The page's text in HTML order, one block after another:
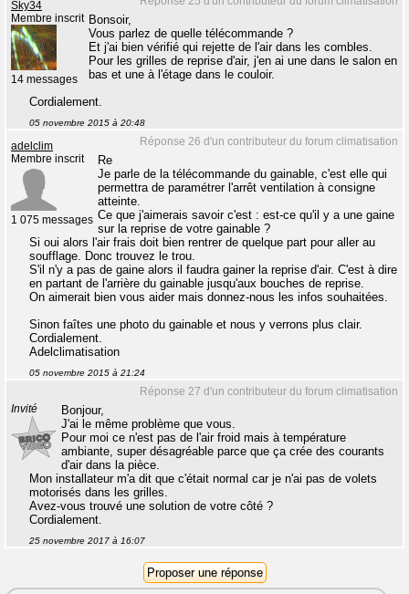
Sky34
Membre inscrit
14 messages
Bonsoir,
Vous parlez de quelle télécommande ?
Et j'ai bien vérifié qui rejette de l'air dans les combles.
Pour les grilles de reprise d'air, j'en ai une dans le salon en
bas et une à l'étage dans le couloir.
Cordialement.
05 novembre 2015 à 20:48
Réponse 26 d'un contributeur du forum climatisation
adelclim
Membre inscrit
1 075 messages
Re
Je parle de la télécommande du gainable, c'est elle qui
permettra de paramétrer l'arrêt ventilation à consigne
atteinte.
Ce que j'aimerais savoir c'est : est-ce qu'il y a une gaine
sur la reprise de votre gainable ?
Si oui alors l'air frais doit bien rentrer de quelque part pour aller au
soufflage. Donc trouvez le trou.
S'il n'y a pas de gaine alors il faudra gainer la reprise d'air. C'est à dire
en partant de l'arrière du gainable jusqu'aux bouches de reprise.
On aimerait bien vous aider mais donnez-nous les infos souhaitées.
Sinon faîtes une photo du gainable et nous y verrons plus clair.
Cordialement.
Adelclimatisation
05 novembre 2015 à 21:24
Réponse 27 d'un contributeur du forum climatisation
Invité
Bonjour,
J'ai le même problème que vous.
Pour moi ce n'est pas de l'air froid mais à température
ambiante, super désagréable parce que ça crée des courants
d'air dans la pièce.
Mon installateur m'a dit que c'était normal car je n'ai pas de volets
motorisés dans les grilles.
Avez-vous trouvé une solution de votre côté ?
Cordialement.
25 novembre 2017 à 16:07